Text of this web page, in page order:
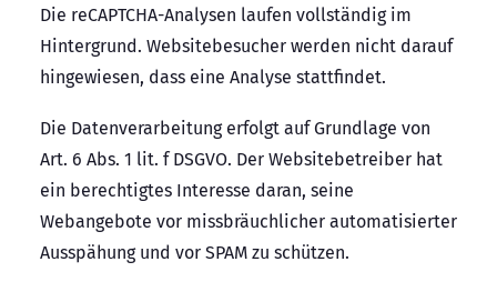
Die reCAPTCHA-Analysen laufen vollständig im
Hintergrund. Websitebesucher werden nicht darauf
hingewiesen, dass eine Analyse stattfindet.
Die Datenverarbeitung erfolgt auf Grundlage von
Art. 6 Abs. 1 lit. f DSGVO. Der Websitebetreiber hat
ein berechtigtes Interesse daran, seine
Webangebote vor missbräuchlicher automatisierter
Ausspähung und vor SPAM zu schützen.